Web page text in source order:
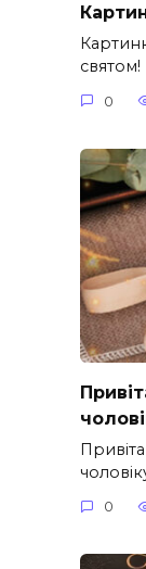
святом!
0
0